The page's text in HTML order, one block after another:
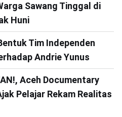
Sawang Tinggal di
Huni
Tim Independen
Andrie Yunus
Aceh Documentary
Pelajar Rekam Realitas